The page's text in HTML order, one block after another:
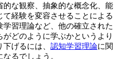
な観察、抽象的な概念化、能
経験を変容させることによる
習理論など、他の確立された
どのように学ぶかというより
げるには、 認知学習理論に関
るでしょう。